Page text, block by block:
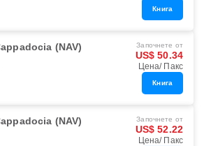
Книга
(NAV) Започнете от
US$ 50.34
Цена/ Пакс
Книга
(NAV) Започнете от
US$ 52.22
Цена/ Пакс